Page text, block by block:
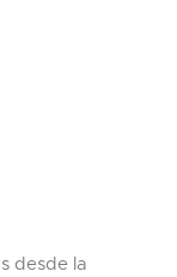
desde la